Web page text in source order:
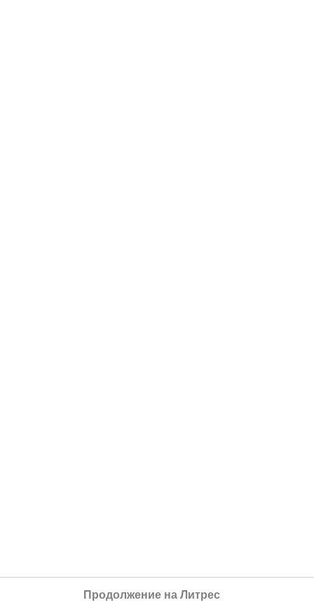
Продолжение на Литрес